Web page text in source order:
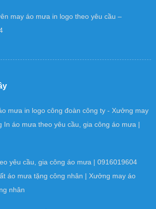
may áo mưa in logo theo yêu cầu –
mưa in logo công đoàn công ty - Xưởng may
In áo mưa theo yêu cầu, gia công áo mưa |
yêu cầu, gia công áo mưa | 0916019604
áo mưa tặng công nhân | Xưởng may áo
nhân